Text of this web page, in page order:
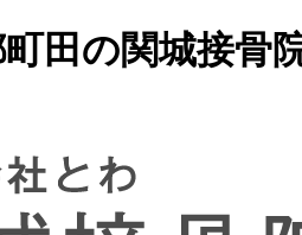
田の関城接骨